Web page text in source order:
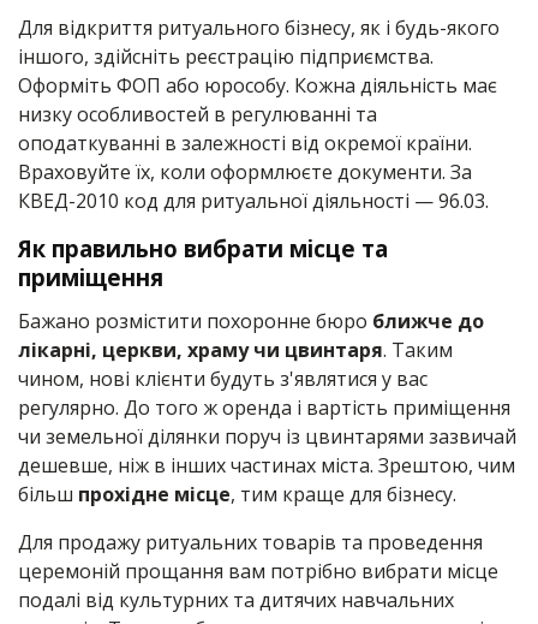
Для відкриття ритуального бізнесу, як і будь-якого
іншого, здійсніть реєстрацію підприємства.
Оформіть ФОП або юрособу. Кожна діяльність має
низку особливостей в регулюванні та
оподаткуванні в залежності від окремої країни.
Враховуйте їх, коли оформлюєте документи. За
КВЕД-2010 код для ритуальної діяльності — 96.03.
Як правильно вибрати місце та
приміщення
Бажано розмістити похоронне бюро ближче до
лікарні, церкви, храму чи цвинтаря. Таким
чином, нові клієнти будуть з'являтися у вас
регулярно. До того ж оренда і вартість приміщення
чи земельної ділянки поруч із цвинтарями зазвичай
дешевше, ніж в інших частинах міста. Зрештою, чим
більш прохідне місце, тим краще для бізнесу.
Для продажу ритуальних товарів та проведення
церемоній прощання вам потрібно вибрати місце
подалі від культурних та дитячих навчальних